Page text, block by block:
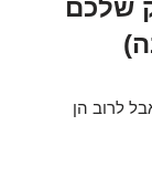
שלכם
לרוב הן